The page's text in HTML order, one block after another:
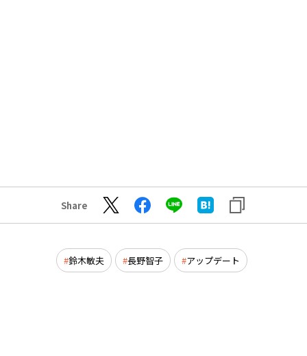
Share
鈴木敏夫 長野智子 アップデート